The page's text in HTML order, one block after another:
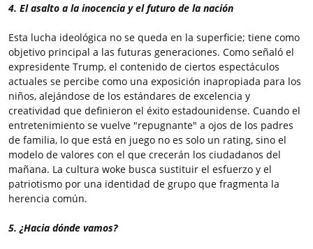
4. El asalto a la inocencia y el futuro de la nación
Esta lucha ideológica no se queda en la superficie; tiene como
objetivo principal a las futuras generaciones. Como señaló el
expresidente Trump, el contenido de ciertos espectáculos
actuales se percibe como una exposición inapropiada para los
niños, alejándose de los estándares de excelencia y
creatividad que definieron el éxito estadounidense. Cuando el
entretenimiento se vuelve "repugnante" a ojos de los padres
de familia, lo que está en juego no es solo un rating, sino el
modelo de valores con el que crecerán los ciudadanos del
mañana. La cultura woke busca sustituir el esfuerzo y el
patriotismo por una identidad de grupo que fragmenta la
herencia común.
5. ¿Hacia dónde vamos?